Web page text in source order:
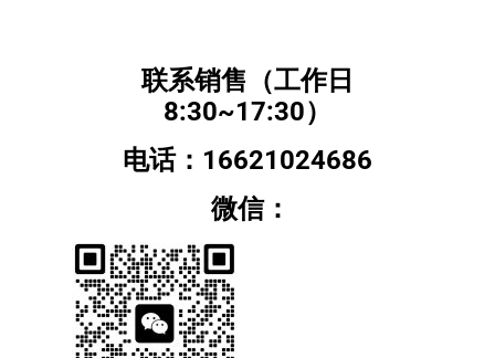
联系销售（工作日
8:30~17:30）
电话：16621024686
微信：